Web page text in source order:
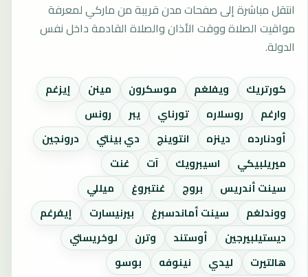
انتقل مباشرة إلى صفحات مدن قريبة من ماركي لمعرفة
مواقيت الصلاة ووقت الأذان والصلاة القادمة داخل نفس
الدولة.
كورتريك ويفلغم موسكرون مينن
إيزغم
وارغم
روسلاره تورناي يبر
رونس
أودنارده
دينزه انتوينج دي بينتي
درونجين
ميريلبيكي
اسيبرويك آت
غنت
سينت أندريس
بروج غنتبروغ
ميللي
ووندلغم
سينت أماندسبرغ بيرنيسارت
إيفرغم
ديستيلبيرجين
أوستند وترن
لوخريستي
هالتيرت
ليدي نينوفه
بوسو